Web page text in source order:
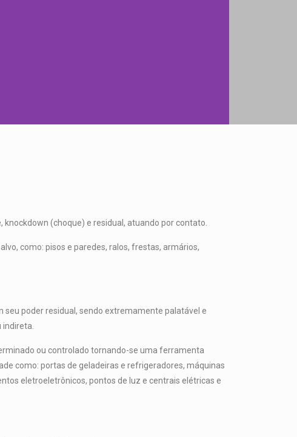
(choque) e residual, atuando por contato.
como: pisos e paredes, ralos, frestas, armários,
poder residual, sendo extremamente palatável e
ou controlado tornando-se uma ferramenta
como: portas de geladeiras e refrigeradores, máquinas
eletroeletrônicos, pontos de luz e centrais elétricas e